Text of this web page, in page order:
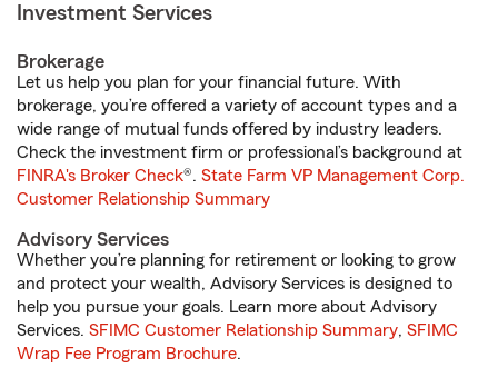
Investment Services
Brokerage
Let us help you plan for your financial future. With
brokerage, you’re offered a variety of account types and a
wide range of mutual funds offered by industry leaders.
Check the investment firm or professional’s background at
FINRA's Broker Check®. State Farm VP Management Corp.
Customer Relationship Summary
Advisory Services
Whether you’re planning for retirement or looking to grow
and protect your wealth, Advisory Services is designed to
help you pursue your goals. Learn more about Advisory
Services. SFIMC Customer Relationship Summary, SFIMC
Wrap Fee Program Brochure.